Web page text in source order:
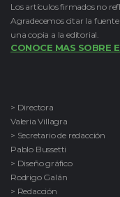
Los artículos firmados no
Agradecemos citar la
una copia a la editorial.
CONOCE MAS SOBRE
> Directora
Valeria Villagra
> Secretario de redacción
Pablo Bussetti
> Diseño gráfico
Rodrigo Galán
> Redacción